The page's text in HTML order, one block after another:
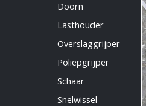
Allround CNC Verspaner
Spare parts manager
Doorn
Lasthouder
Overslaggrijper
Poliepgrijper
Schaar
Snelwissel